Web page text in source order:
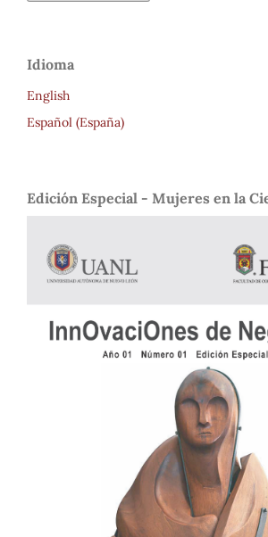
Idioma
English
Español (España)
Edición Especial - Mujeres en la